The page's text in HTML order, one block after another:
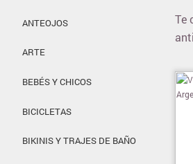
ANTEOJOS
ARTE
BEBÉS Y CHICOS
BICICLETAS
BIKINIS Y TRAJES DE BAÑO
Te